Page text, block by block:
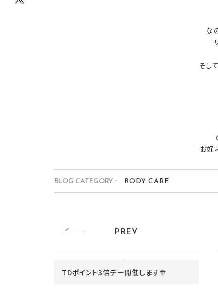
な
そし
お好
BLOG CATEGORY : BODY CARE
PREV
TDポイント3倍デー開催します🎊